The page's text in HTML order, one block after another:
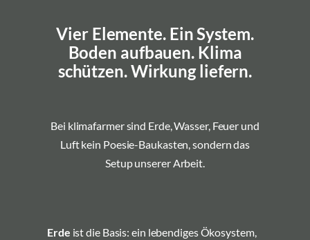
Vier Elemente. Ein System.
Boden aufbauen. Klima
schützen. Wirkung liefern.
Bei klimafarmer sind Erde, Wasser, Feuer und
Luft kein Poesie-Baukasten, sondern das
Setup unserer Arbeit.
Erde ist die Basis: ein lebendiges Ökosystem,